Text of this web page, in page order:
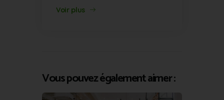
Voir plus
Vous pouvez également aimer :